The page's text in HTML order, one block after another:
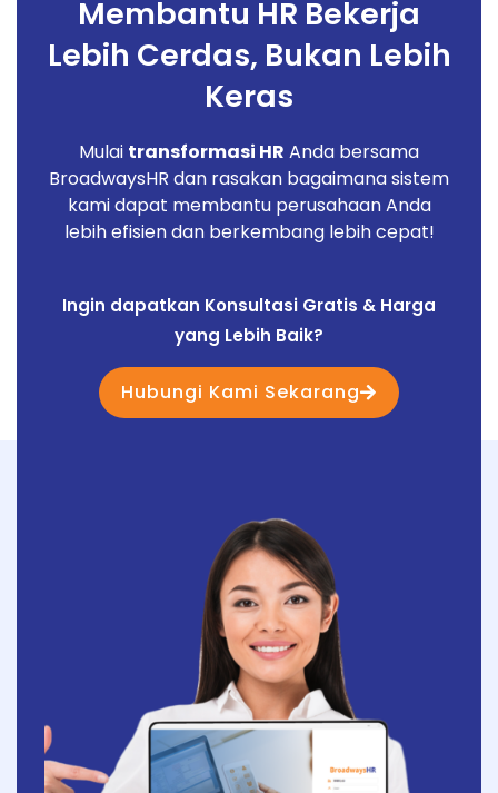
Membantu HR Bekerja
Lebih Cerdas, Bukan Lebih
Keras
Mulai transformasi HR Anda bersama
BroadwaysHR dan rasakan bagaimana sistem
kami dapat membantu perusahaan Anda
lebih efisien dan berkembang lebih cepat!
Ingin dapatkan Konsultasi Gratis & Harga
yang Lebih Baik?
Hubungi Kami Sekarang